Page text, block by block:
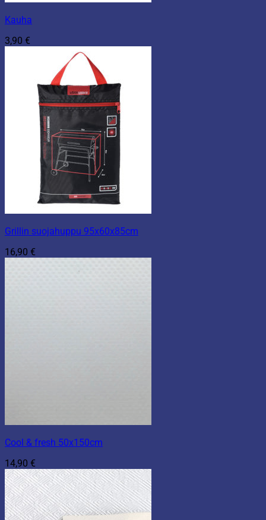
Kauha
3,90 €
Grillin suojahuppu 95x60x85cm
16,90 €
Cool & fresh 50x150cm
14,90 €